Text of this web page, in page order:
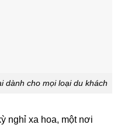
dành cho mọi loại du khách
nghỉ xa hoa, một nơi